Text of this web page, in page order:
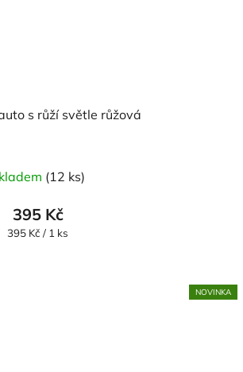
s růží světle růžová
(12 ks)
395 Kč
Měrná
395 Kč / 1 ks
NOVINKA